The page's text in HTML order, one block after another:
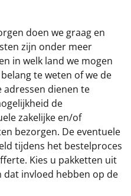
doen we graag en
zijn onder meer
in welk land we mogen
te weten of we de
dienen te
de
zakelijke en/of
bezorgen. De eventuele
tijdens het bestelproces
Kies u pakketten uit
dat invloed hebben op de